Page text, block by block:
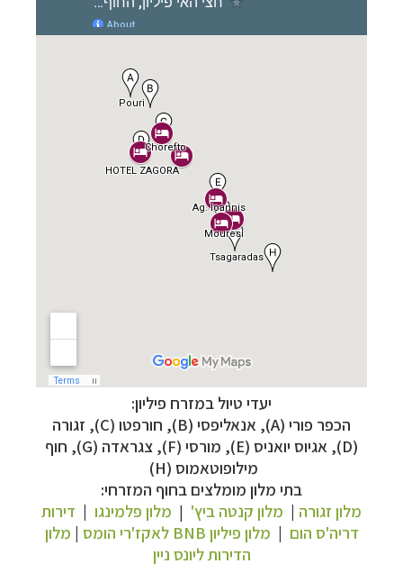
יעדי טיול במזרח פיליון:
הכפר פורי (A),
אנאליפסי (B),
חורפטו (C), זגורה
(D),
אגיוס יואניס (E), מורסי (F), צגראדה (G),
חוף
מילופוטאמוס (H)
בתי מלון מומלצים בחוף המזרחי:
מלון זגורה | מלון קנטה ביץ' | מלון פלמינגו | דירות
דריה'ס הום | מלון פיליון BNB לאקז'רי הומס | מלון
הדירות ליונס ניין